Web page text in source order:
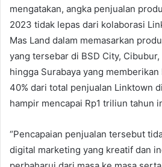
mengatakan, angka penjualan
2023 tidak lepas dari kolaborasi
Mas Land dalam memasarkan
yang tersebar di BSD City,
hingga Surabaya yang
40% dari total penjualan Linktown
hampir mencapai Rp1 triliun tahun
“Pencapaian penjualan tersebut
digital marketing yang kreatif dan